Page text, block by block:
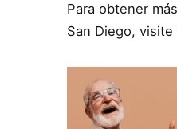
Para obtener
San Diego, visite